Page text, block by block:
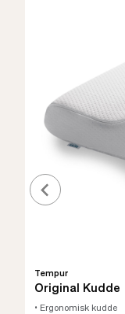
Tempur
Original Kudde
• Ergonomisk kudde